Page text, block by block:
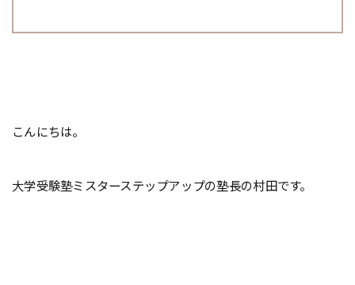
こんにちは。
大学受験塾ミスターステップアップの塾長の村田です。